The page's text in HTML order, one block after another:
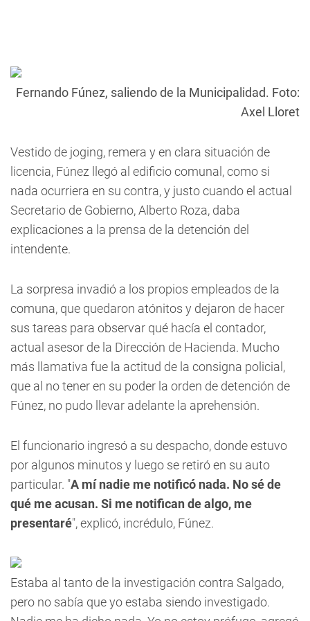
Fernando Fúnez, saliendo de la Municipalidad. Foto:
Axel Lloret
Vestido de joging, remera y en clara situación de
licencia, Fúnez llegó al edificio comunal, como si
nada ocurriera en su contra, y justo cuando el actual
Secretario de Gobierno, Alberto Roza, daba
explicaciones a la prensa de la detención del
intendente.
La sorpresa invadió a los propios empleados de la
comuna, que quedaron atónitos y dejaron de hacer
sus tareas para observar qué hacía el contador,
actual asesor de la Dirección de Hacienda. Mucho
más llamativa fue la actitud de la consigna policial,
que al no tener en su poder la orden de detención de
Fúnez, no pudo llevar adelante la aprehensión.
El funcionario ingresó a su despacho, donde estuvo
por algunos minutos y luego se retiró en su auto
particular. "A mí nadie me notificó nada. No sé de
qué me acusan. Si me notifican de algo, me
presentaré", explicó, incrédulo, Fúnez.
Estaba al tanto de la investigación contra Salgado,
pero no sabía que yo estaba siendo investigado.